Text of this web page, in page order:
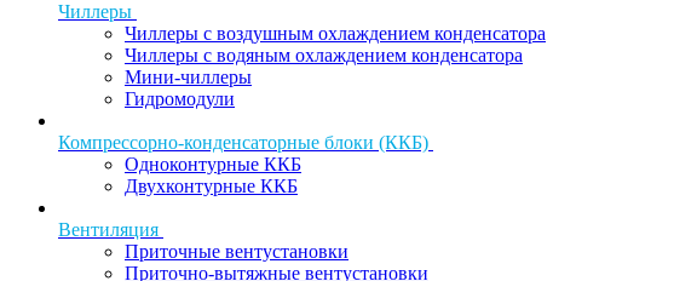
Чиллеры
Чиллеры с воздушным охлаждением конденсатора
Чиллеры с водяным охлаждением конденсатора
Мини-чиллеры
Гидромодули
Компрессорно-конденсаторные блоки (ККБ)
Одноконтурные ККБ
Двухконтурные ККБ
Вентиляция
Приточные вентустановки
Приточно-вытяжные вентустановки